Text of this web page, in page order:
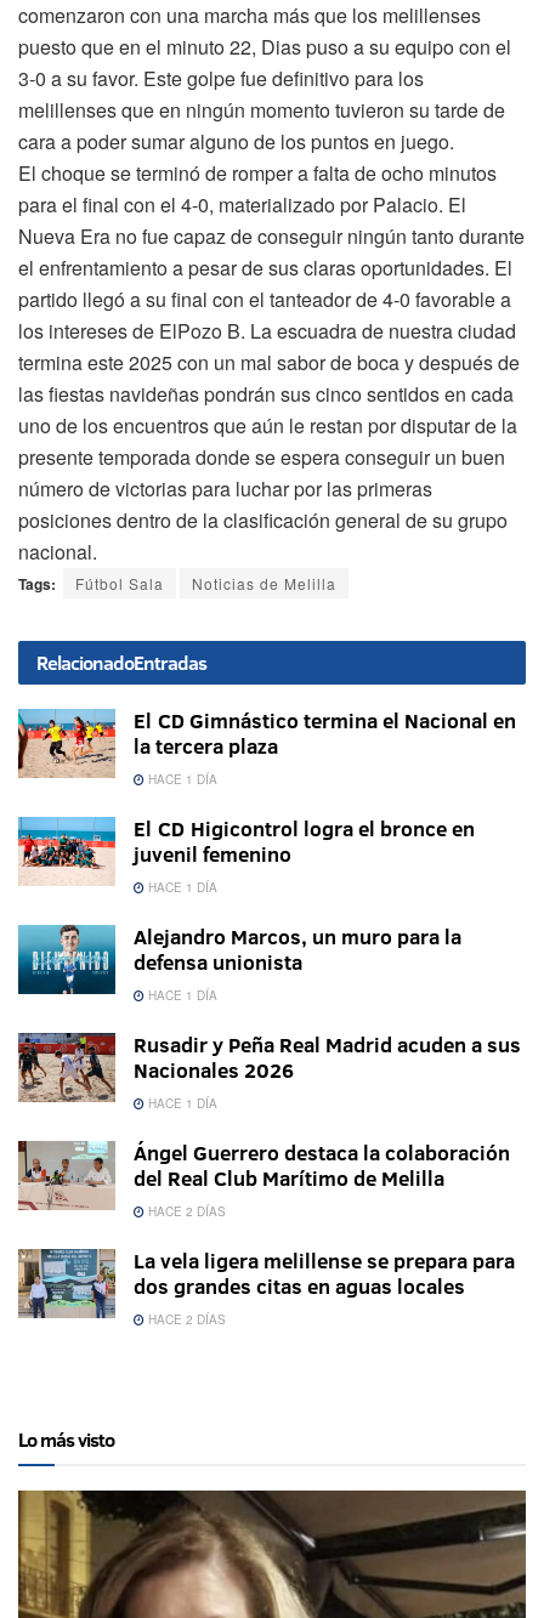
comenzaron con una marcha más que los melillenses
puesto que en el minuto 22, Dias puso a su equipo con el
3-0 a su favor. Este golpe fue definitivo para los
melillenses que en ningún momento tuvieron su tarde de
cara a poder sumar alguno de los puntos en juego.
El choque se terminó de romper a falta de ocho minutos
para el final con el 4-0, materializado por Palacio. El
Nueva Era no fue capaz de conseguir ningún tanto durante
el enfrentamiento a pesar de sus claras oportunidades. El
partido llegó a su final con el tanteador de 4-0 favorable a
los intereses de ElPozo B. La escuadra de nuestra ciudad
termina este 2025 con un mal sabor de boca y después de
las fiestas navideñas pondrán sus cinco sentidos en cada
uno de los encuentros que aún le restan por disputar de la
presente temporada donde se espera conseguir un buen
número de victorias para luchar por las primeras
posiciones dentro de la clasificación general de su grupo
nacional.
Tags: Fútbol Sala Noticias de Melilla
RelacionadoEntradas
El CD Gimnástico termina el Nacional en
la tercera plaza
HACE 1 DÍA
El CD Higicontrol logra el bronce en
juvenil femenino
HACE 1 DÍA
Alejandro Marcos, un muro para la
defensa unionista
HACE 1 DÍA
Rusadir y Peña Real Madrid acuden a sus
Nacionales 2026
HACE 1 DÍA
Ángel Guerrero destaca la colaboración
del Real Club Marítimo de Melilla
HACE 2 DÍAS
La vela ligera melillense se prepara para
dos grandes citas en aguas locales
HACE 2 DÍAS
Lo más visto